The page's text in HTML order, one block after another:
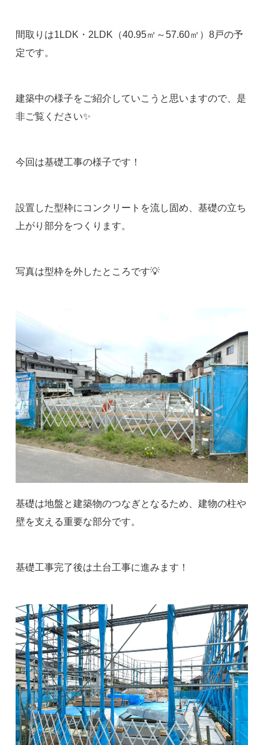
間取りは1LDK・2LDK（40.95㎡～57.60㎡）8戸の予
定です。
建築中の様子をご紹介していこうと思いますので、是
非ご覧ください✨
今回は基礎工事の様子です！
設置した型枠にコンクリートを流し固め、基礎の立ち
上がり部分をつくります。
写真は型枠を外したところです💡
基礎は地盤と建築物のつなぎとなるため、建物の柱や
壁を支える重要な部分です。
基礎工事完了後は土台工事に進みます！